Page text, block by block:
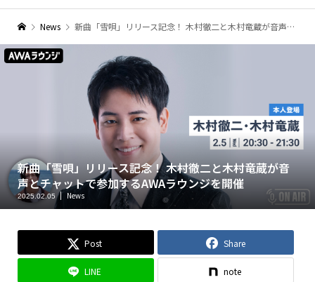
News 新曲「雪唄」リリース記念！ 木村徹二と木村竜蔵が音声とチャットで参加するAWAラウンジを開催
新曲「雪唄」リリース記念！ 木村徹二と木村竜蔵が音
声とチャットで参加するAWAラウンジを開催
2025.02.05 News
Post Share
LINE note